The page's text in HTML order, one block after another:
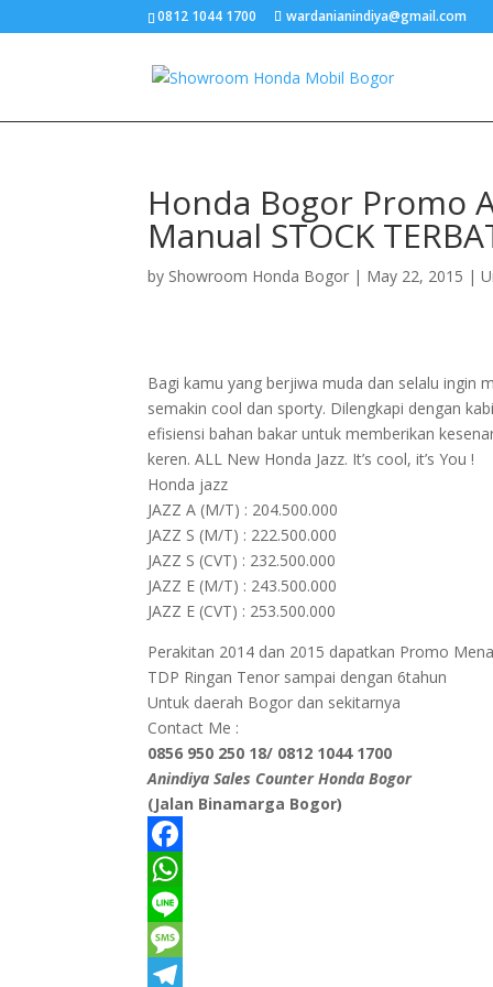
0812 1044 1700 wardanianindiya@gmail.com
Honda Bogor Promo
Manual STOCK
by Showroom Honda Bogor | May 22, 2015 |
Bagi kamu yang berjiwa muda dan selalu ingin
semakin cool dan sporty. Dilengkapi dengan
efisiensi bahan bakar untuk memberikan
keren. ALL New Honda Jazz. It’s cool, it’s You !
Honda jazz
JAZZ A (M/T) : 204.500.000
JAZZ S (M/T) : 222.500.000
JAZZ S (CVT) : 232.500.000
JAZZ E (M/T) : 243.500.000
JAZZ E (CVT) : 253.500.000
Perakitan 2014 dan 2015 dapatkan Promo
TDP Ringan Tenor sampai dengan 6tahun
Untuk daerah Bogor dan sekitarnya
Contact Me :
0856 950 250 18/ 0812 1044 1700
Anindiya Sales Counter Honda Bogor
(Jalan Binamarga Bogor)
F
a
c
e
W
h
a
L
M